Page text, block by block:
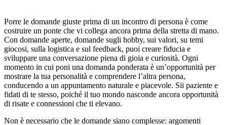
Porre le domande giuste prima di un incontro di persona è come
costruire un ponte che vi collega ancora prima della stretta di mano.
Con domande aperte, domande sugli hobby, sui valori, su temi
giocosi, sulla logistica e sul feedback, puoi creare fiducia e
sviluppare una conversazione piena di gioia e curiosità. Ogni
momento in cui poni una domanda ponderata è un’opportunità per
mostrare la tua personalità e comprendere l’altra persona,
conducendo a un appuntamento naturale e piacevole. Sii paziente e
fidati di te stesso, poiché il tuo mondo nasconde ancora opportunità
di risate e connessioni che ti elevano.
Non è necessario che le domande siano complesse: argomenti